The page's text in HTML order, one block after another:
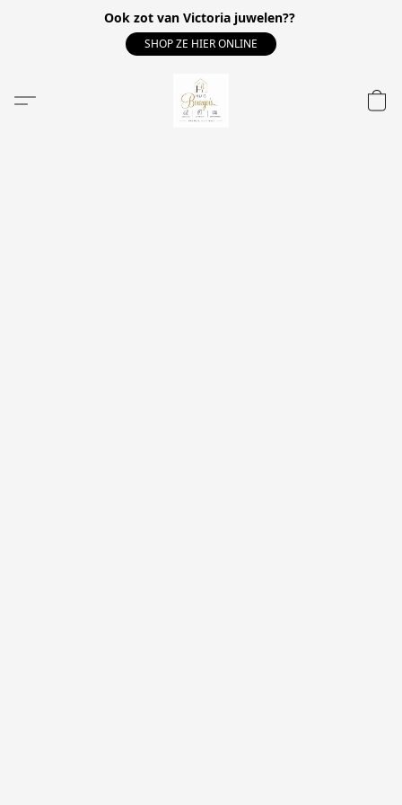
Ook zot van Victoria juwelen??
SHOP ZE HIER ONLINE